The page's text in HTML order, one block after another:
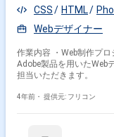
CSS
HTML
Webデザイナー
作業内容 ・Web制作プ
Adobe製品を用いたWeb
担当いただきます。
4年前・ 提供元: フリコン